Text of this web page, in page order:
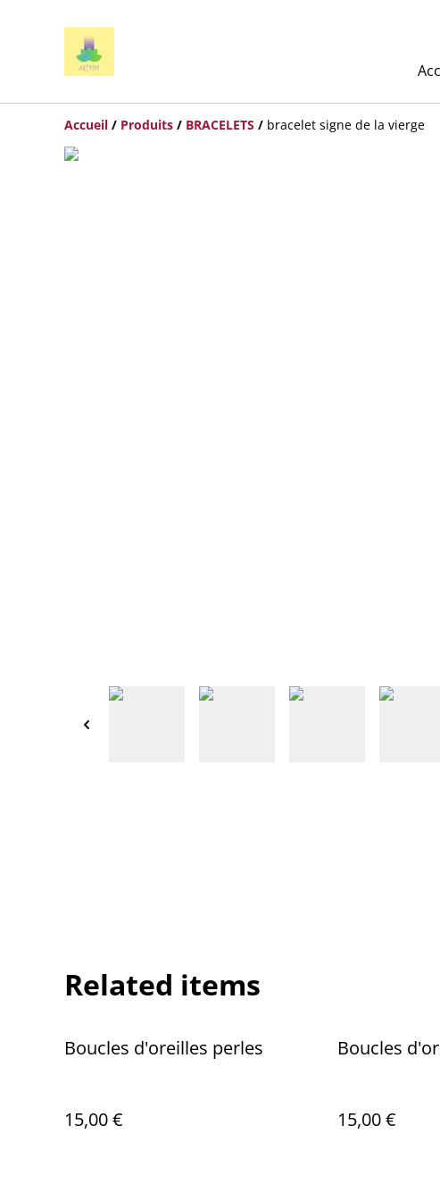
Accueil / Produits / BRACELETS / bracelet signe de la vierge
Related items
Boucles d'oreilles perles
15,00 €
Boucles
15,00 €